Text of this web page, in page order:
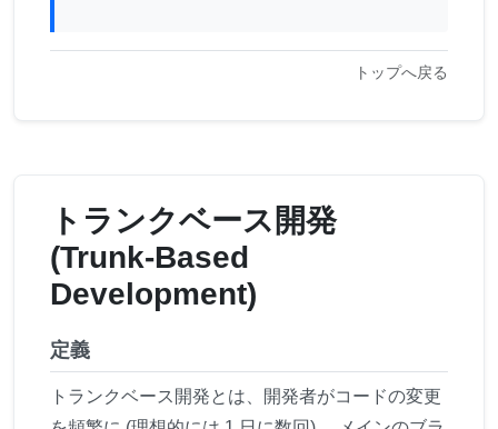
トップへ戻る
トランクベース開発
(Trunk-Based
Development)
定義
トランクベース開発とは、開発者がコードの変更